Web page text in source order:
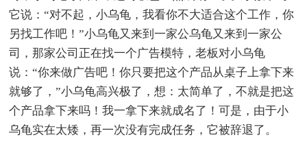
它说：“对不起，小乌龟，我看你不大适合这个工作，你
另找工作吧！”小乌龟又来到一家公乌龟又来到一家公
司，那家公司正在找一个广告模特，老板对小乌龟
说：“你来做广告吧！你只要把这个产品从桌子上拿下来
就够了，”小乌龟高兴极了，想：太简单了，不就是把这
个产品拿下来吗！我一拿下来就成名了！可是，由于小
乌龟实在太矮，再一次没有完成任务，它被辞退了。